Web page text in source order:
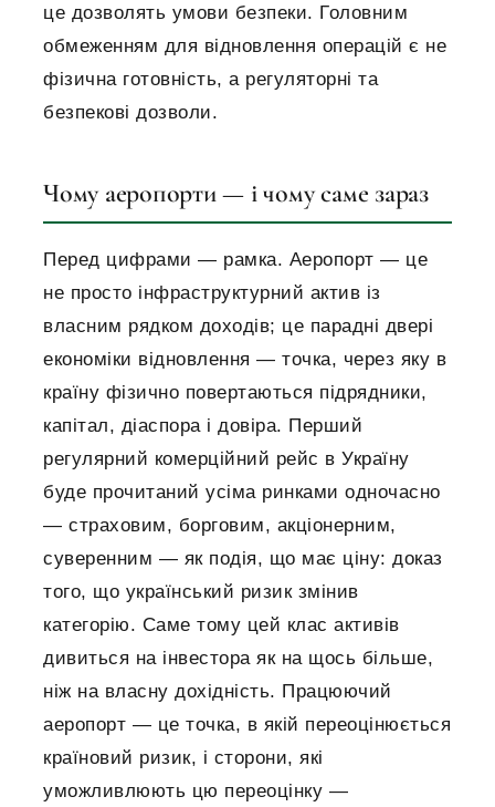
це дозволять умови безпеки. Головним
обмеженням для відновлення операцій є не
фізична готовність, а регуляторні та
безпекові дозволи.
Чому аеропорти — і чому саме зараз
Перед цифрами — рамка. Аеропорт — це
не просто інфраструктурний актив із
власним рядком доходів; це парадні двері
економіки відновлення — точка, через яку в
країну фізично повертаються підрядники,
капітал, діаспора і довіра. Перший
регулярний комерційний рейс в Україну
буде прочитаний усіма ринками одночасно
— страховим, борговим, акціонерним,
суверенним — як подія, що має ціну: доказ
того, що український ризик змінив
категорію. Саме тому цей клас активів
дивиться на інвестора як на щось більше,
ніж на власну дохідність. Працюючий
аеропорт — це точка, в якій переоцінюється
країновий ризик, і сторони, які
уможливлюють цю переоцінку —